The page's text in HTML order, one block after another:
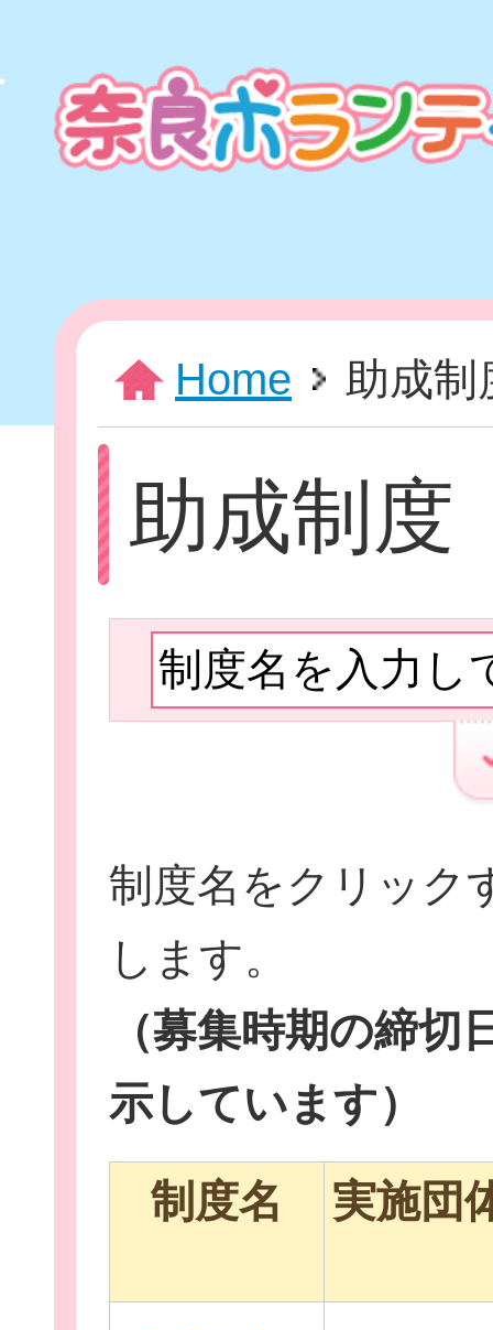
HOME
Let'sボランテ
子ども向けボ
ボランティア
イベント・講
Home 助成制
助成制度
制度名をクリック
します。
（募集時期の締
示しています）
制度名 実施団